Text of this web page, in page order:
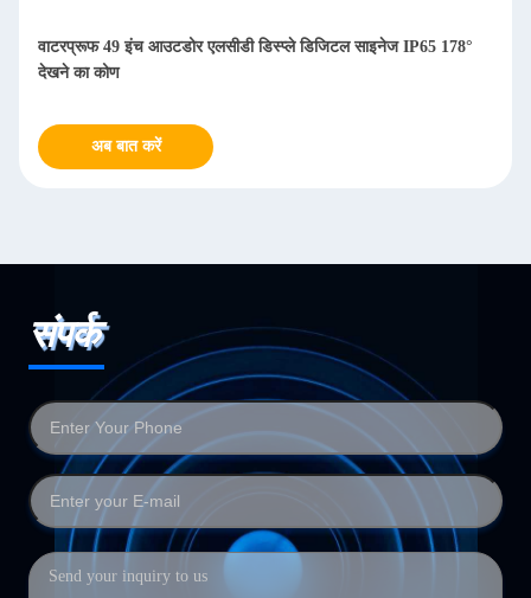
IP65 178°
43 इंच 2500nits आउटडोर एलसीडी विज्ञापन डिस्प्ले फ्लोर स्टैंड
अब बात करें
संपर्क